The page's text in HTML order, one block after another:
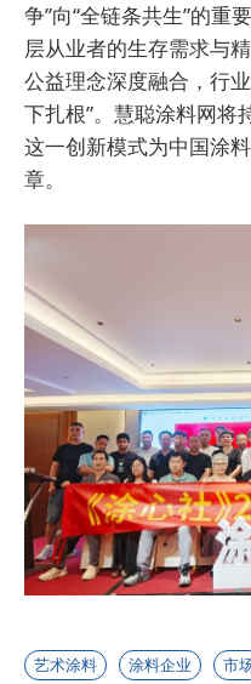
争”向“全链条共生”的重
层从业者的生存需求与
公益理念深度融合，行
下扎根”。慧聪涂料网将
这一创新模式为中国涂
章。
艺术涂料 涂料企业 市